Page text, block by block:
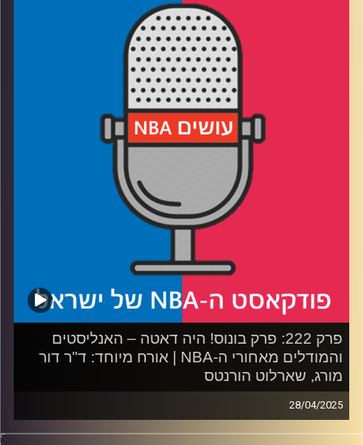
רבע 1: החזק שורד בין דנבר לקליפרס, מי ישרוד את הקיץ
רבע 2: הווריורס והרוקטס במלחמת התשה, מינסוטה גדולה על
רבע 3: בוסטון והניקס בראן אנד גן, דטרויט סובלת מפצעי
עידן לוצקי
פרק 222: פרק בונוס! היה דאטה – האנליסטים
והמודלים מאחורי ה-NBA | אורח מיוחד: ד"ר דור
מורג, שארלוט הורנטס
28/04/2025
פודקאסט האן.בי.איי עם ערן סורוקה, שרון דוידוביץ', משה